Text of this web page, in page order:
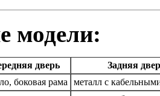
модели:
дверь
Задняя
боковая рама
металл с